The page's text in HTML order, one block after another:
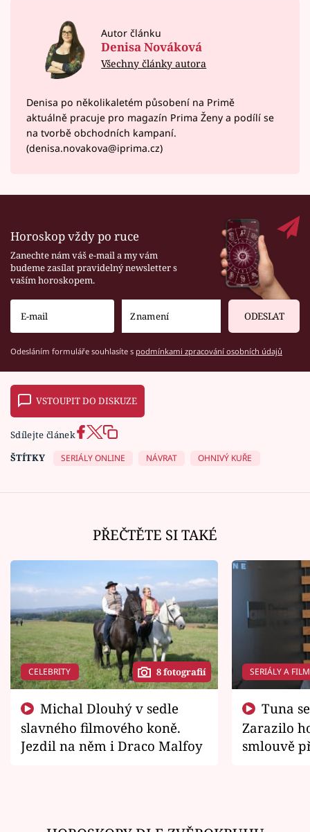
Autor článku
Denisa Nováková
Všechny články autora
Denisa po několikaletém působení na Primě
aktuálně pracuje pro magazín Prima Ženy a podílí se
na tvorbě obchodních kampaní.
(denisa.novakova@iprima.cz)
Horoskop vždy po ruce
Zanechte nám váš e-mail a my vám
budeme zasílat pravidelný newsletter s
vaším horoskopem.
ODESLAT
Odesláním formuláře souhlasíte s podmínkami zpracování osobních údajů
VSTOUPIT DO DISKUZE
Sdílejte článek
ŠTÍTKY
SERIÁLY ONLINE NÁVRAT OHNIVÝ KUŘE
PŘEČTĚTE SI TAKÉ
CELEBRITY 8 fotografií
slavného filmového koně.
Jezdil na něm i Draco Malfoy
SERIÁLY A
Zarazilo
smlouvě